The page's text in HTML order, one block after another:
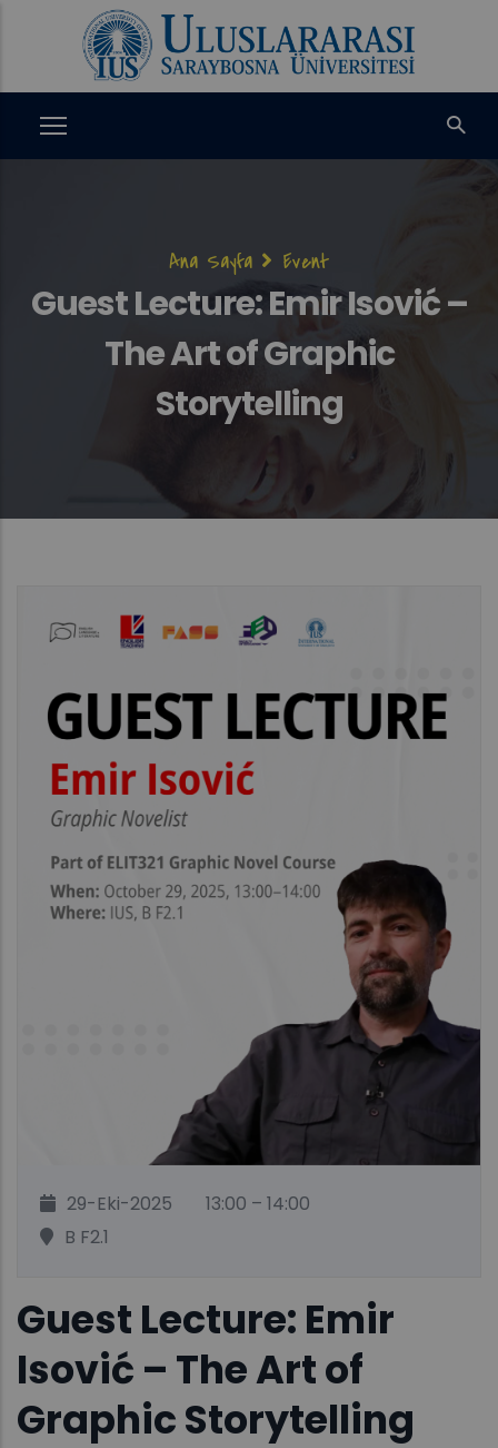
Sayfa
yolu
Ana Sayfa Event
Guest Lecture: Emir Isović –
The Art of Graphic
Storytelling
29-Eki-2025
13:00 – 14:00
B F2.1
Guest Lecture: Emir
Isović – The Art of
Graphic Storytelling